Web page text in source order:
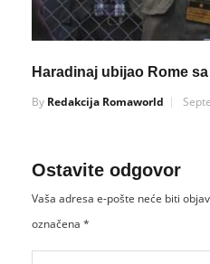
Haradinaj ubijao Rome
By Redakcija Romaworld
Ostavite odgovor
Vaša adresa e-pošte neće biti
označena *